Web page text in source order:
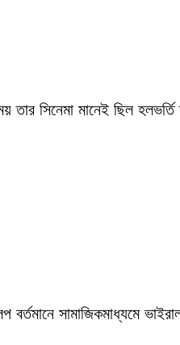
তার সিনেমা মানেই ছিল
সামাজিকমাধ্যমে